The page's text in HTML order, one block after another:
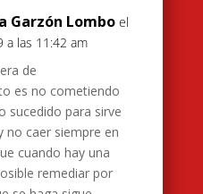
Garzón Lombo el
a las 11:42 am
de
es no cometiendo
sucedido para sirve
no caer siempre en
cuando hay una
remediar por